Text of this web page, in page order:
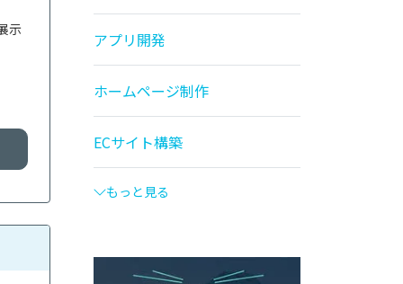
示
アプリ開発
ホームページ制作
ECサイト構築
もっと見る